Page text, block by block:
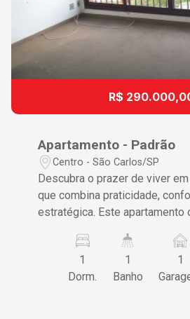
R$
Apartamento - Padrão
Centro - São Carlos/SP
Descubra o prazer de viver
que combina praticidade,
estratégica. Este
dinâmico e conveniente no
espaçoso garantindo conforto
1
Dorm.
1
Banho
1